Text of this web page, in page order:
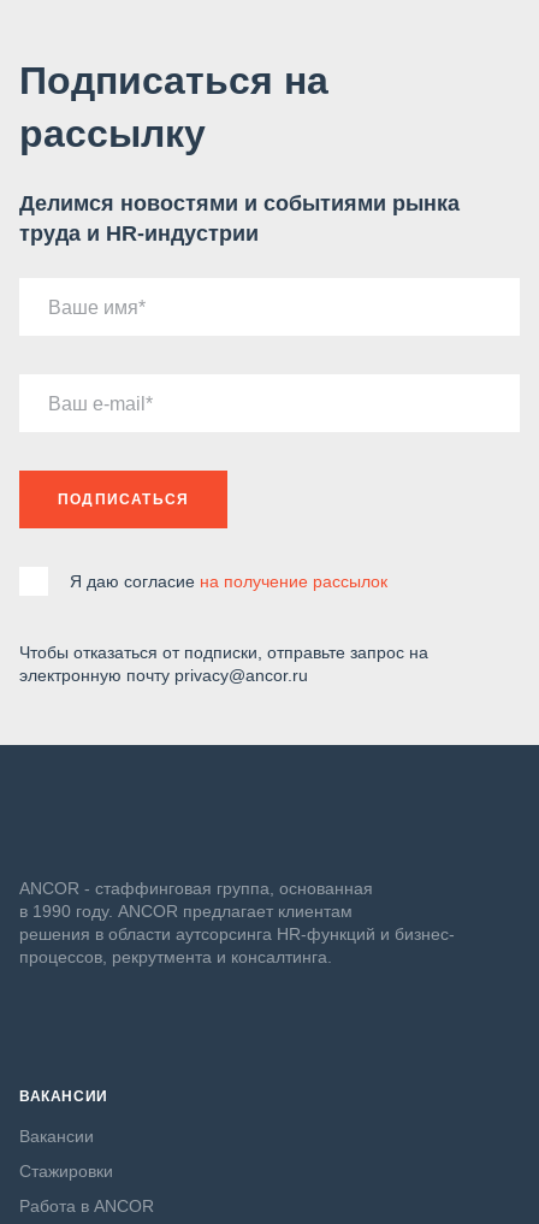
Подписаться на
рассылку
Делимся новостями и событиями рынка
труда и HR-индустрии
Ваше имя
Ваш e-mail
ПОДПИСАТЬСЯ
Я даю согласие на получение рассылок
Чтобы отказаться от подписки, отправьте запрос на
электронную почту privacy@ancor.ru
ANCOR - стаффинговая группа, основанная
в 1990 году. ANCOR предлагает клиентам
решения в области аутсорсинга HR-функций и бизнес-
процессов, рекрутмента и консалтинга.
ВАКАНСИИ
Вакансии
Стажировки
Работа в ANCOR